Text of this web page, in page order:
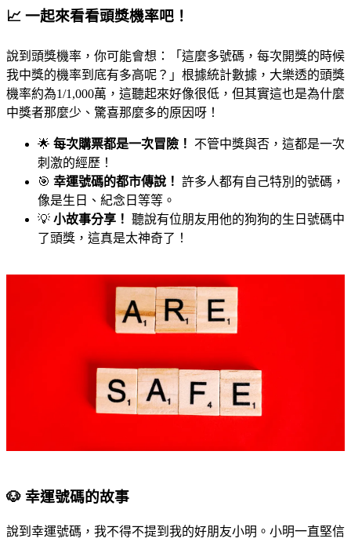
📈 一起來看看頭獎機率吧！
說到頭獎機率，你可能會想：「這麼多號碼，每次開獎的時候
我中獎的機率到底有多高呢？」根據統計數據，大樂透的頭獎
機率約為1/1,000萬，這聽起來好像很低，但其實這也是為什麼
中獎者那麼少、驚喜那麼多的原因呀！
🌟 每次購票都是一次冒險！
不管中獎與否，這都是一次
刺激的經歷！
🎯 幸運號碼的都市傳說！ 許多人都有自己特別的號碼，
像是生日、紀念日等等。
💡 小故事分享！ 聽說有位朋友用他的狗狗的生日號碼中
了頭獎，這真是太神奇了！
🐶 幸運號碼的故事
說到幸運號碼，我不得不提到我的好朋友小明。小明一直堅信